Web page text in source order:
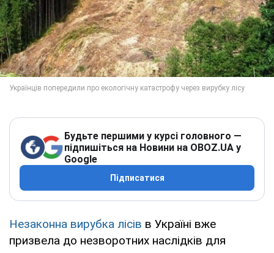
Будьте першими у курсі головного —
підпишіться на Новини на OBOZ.UA у
Google
Підписатися
Незаконна вирубка лісів в Україні вже
призвела до незворотних наслідків для